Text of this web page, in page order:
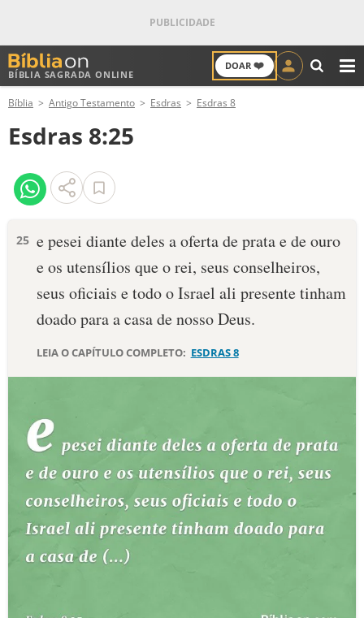
BÍBLIA SAGRADA ONLINE
DOAR ❤️
ANTIGO TESTAMENTO
NOVO TESTAMENTO
VERSÍCULOS
PALAVRA DO DIA
SALMO DO DIA
DEVOCIONAL DIÁRIO
ESTUDOS BÍBLICOS
ESBOÇOS DE PREGAÇÃO
PERGUNTE À BÍBLIA
Bíblia Antigo Testamento Esdras Esdras 8
Esdras 8:25
25 e pesei diante deles a oferta de prata e de ouro
e os utensílios que o rei, seus conselheiros,
seus oficiais e todo o Israel ali presente tinham
doado para a casa de nosso Deus.
LEIA O CAPÍTULO COMPLETO: ESDRAS 8